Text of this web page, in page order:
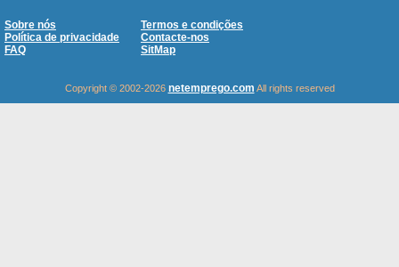
Sobre nós
Termos e condições
Política de privacidade
Contacte-nos
FAQ
SitMap
Copyright © 2002-2026 netemprego.com All rights reserved